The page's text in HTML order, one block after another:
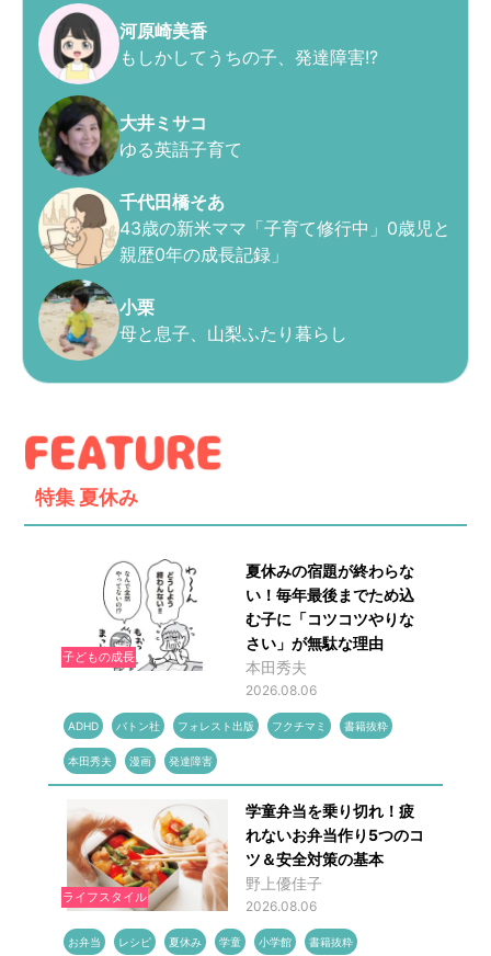
河原崎美香
もしかしてうちの子、発達障害!?
大井ミサコ
ゆる英語子育て
千代田橋そあ
43歳の新米ママ「子育て修行中」0歳児と
親歴0年の成長記録」
小栗
母と息子、山梨ふたり暮らし
特集 夏休み
子どもの成長
夏休みの宿題が終わらな
い！毎年最後までため込
む子に「コツコツやりな
さい」が無駄な理由
本田秀夫
2026.08.06
ADHD バトン社 フォレスト出版 フクチマミ 書籍抜粋
本田秀夫 漫画 発達障害
ライフスタイル
学童弁当を乗り切れ！疲
れないお弁当作り5つのコ
ツ＆安全対策の基本
野上優佳子
2026.08.06
お弁当 レシピ 夏休み 学童 小学館 書籍抜粋